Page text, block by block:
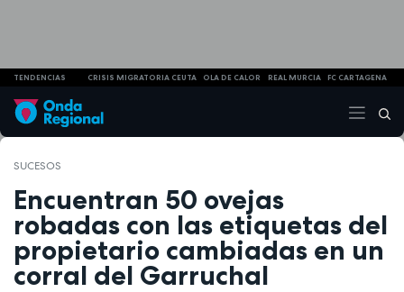
TENDENCIAS CRISIS MIGRATORIA CEUTA OLA DE CALOR REAL MURCIA FC CARTAGENA
SUCESOS
Encuentran 50 ovejas
robadas con las etiquetas del
propietario cambiadas en un
corral del Garruchal